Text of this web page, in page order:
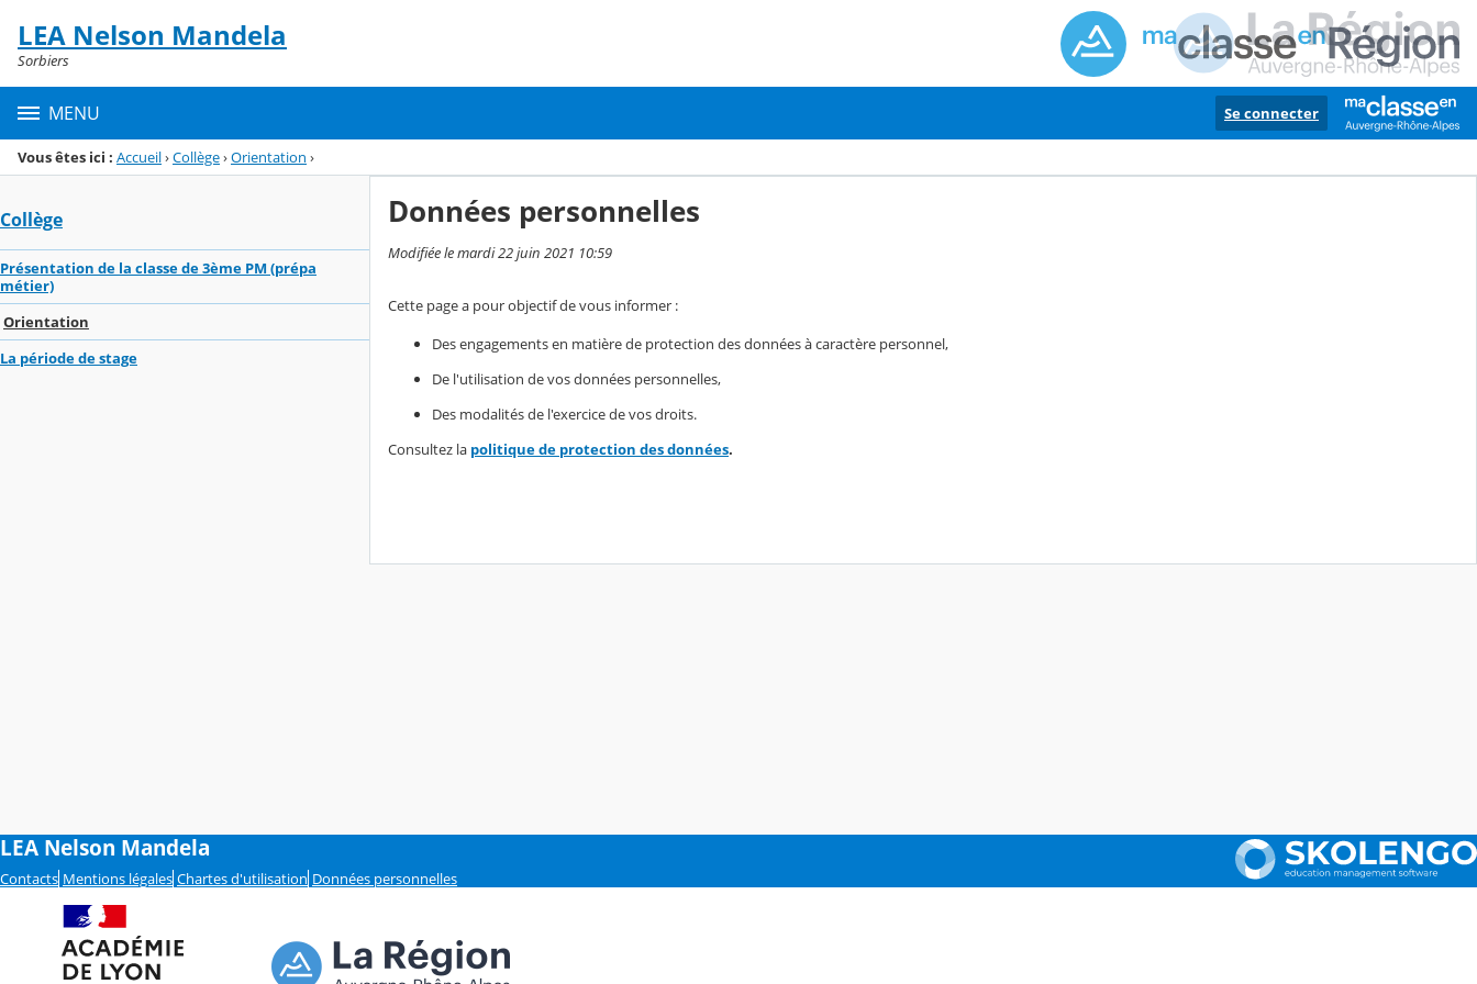
Menu de la rubrique
Contenu
LEA Nelson Mandela
Sorbiers
MENU Se connecter
Vous êtes ici : Accueil›Collège›Orientation ›
Collège
Présentation de la classe de 3ème PM (prépa
métier)
Orientation
La période de stage
Données personnelles
Modifiée le mardi 22 juin 2021 10:59
Cette page a pour objectif de vous informer :
Des engagements en matière de protection des données à caractère personnel,
De l'utilisation de vos données personnelles,
Des modalités de l'exercice de vos droits.
Consultez la politique de protection des données.
LEA Nelson Mandela
Contacts Mentions légales Chartes d'utilisation Données personnelles